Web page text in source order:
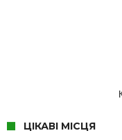
ЦІКАВІ МІСЦЯ